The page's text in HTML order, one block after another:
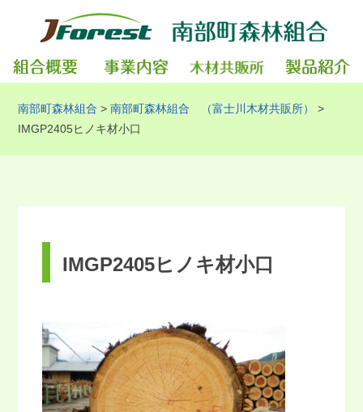
南部町森林組合 >南部町森林組合 （富士川木材共販所）
>
IMGP2405ヒノキ材小口
IMGP2405ヒノキ材小口